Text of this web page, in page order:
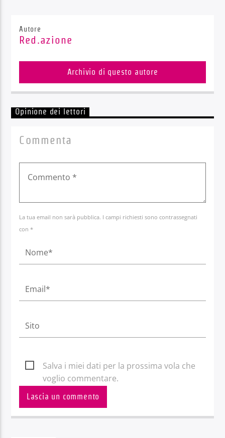
Autore
Red.azione
Archivio di questo autore
Opinione dei lettori
Commenta
La tua email non sarà pubblica. I campi richiesti sono contrassegnati
con *
Salva i miei dati per la prossima vola che
voglio commentare.